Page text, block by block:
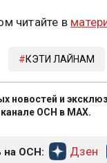
читайте в
КЭТИ ЛАЙНАМ
новостей и
ОСН в MAX.
на ОСН: Дзен